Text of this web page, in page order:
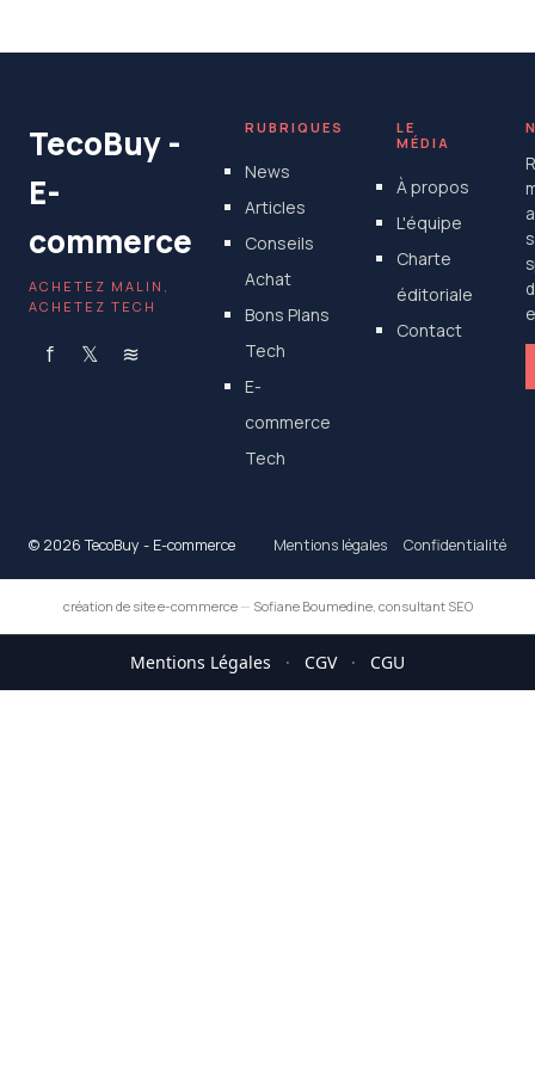
TecoBuy -
E-
commerce
ACHETEZ MALIN,
ACHETEZ TECH
f 𝕏 ≋
RUBRIQUES
News
Articles
Conseils
Achat
Bons Plans
Tech
E-
commerce
Tech
LE
MÉDIA
À propos
L'équipe
Charte
éditoriale
Contact
© 2026 TecoBuy - E-commerce Mentions légales Confidentialité
création de site e-commerce— Sofiane Boumedine, consultant SEO
Mentions Légales · CGV · CGU